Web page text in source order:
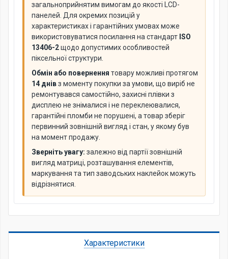
загальноприйнятим вимогам до якості LCD-
панелей. Для окремих позицій у
характеристиках і гарантійних умовах може
використовуватися посилання на стандарт ISO
13406-2щодо допустимих особливостей
піксельної структури.
Обмін або повернення товару можливі протягом
14 днівз моменту покупки за умови, що виріб не
ремонтувався самостійно, захисні плівки з
дисплею не знімалися і не переклеювалися,
гарантійні пломби не порушені, а товар зберіг
первинний зовнішній вигляд і стан, у якому був
на момент продажу.
Зверніть увагу: залежно від партії зовнішній
вигляд матриці, розташування елементів,
маркування та тип заводських наклейок можуть
відрізнятися.
Характеристики